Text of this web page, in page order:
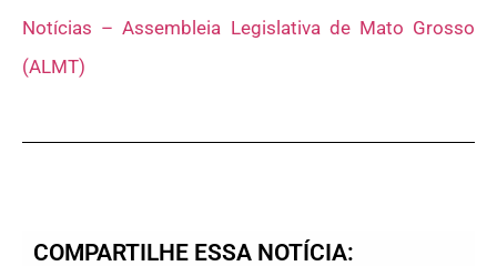
Notícias – Assembleia Legislativa de Mato Grosso
(ALMT)
COMPARTILHE ESSA NOTÍCIA: